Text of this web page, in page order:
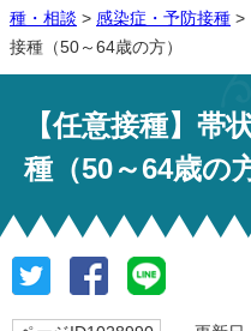
種・相談 > 感染症・予防接種 >
接種（50～64歳の方）
【任意接種】帯
種（50～64歳の